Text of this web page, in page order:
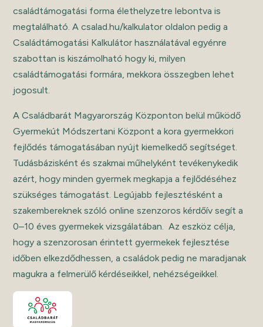
családtámogatási forma élethelyzetre lebontva is
megtalálható. A csalad.hu/kalkulator oldalon pedig a
Családtámogatási Kalkulátor használatával egyénre
szabottan is kiszámolható hogy ki, milyen
családtámogatási formára, mekkora összegben lehet
jogosult.
A Családbarát Magyarország Központon belül működő
Gyermekút Módszertani Központ a kora gyermekkori
fejlődés támogatásában nyújt kiemelkedő segítséget.
Tudásbázisként és szakmai műhelyként tevékenykedik
azért, hogy minden gyermek megkapja a fejlődéséhez
szükséges támogatást. Legújabb fejlesztésként a
szakembereknek szóló online szenzoros kérdőív segít a
0–10 éves gyermekek vizsgálatában. Az eszköz célja,
hogy a szenzorosan érintett gyermekek fejlesztése
időben elkezdődhessen, a családok pedig ne maradjanak
magukra a felmerülő kérdéseikkel, nehézségeikkel.